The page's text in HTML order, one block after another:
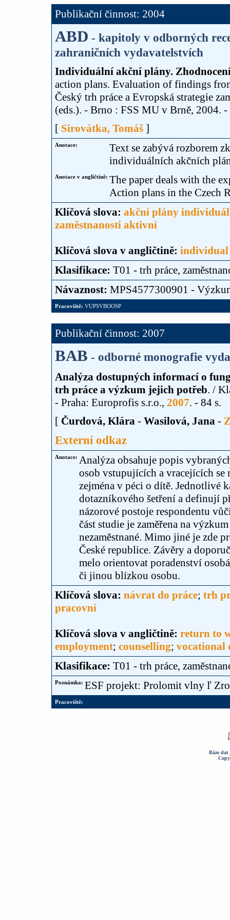
Publikační činnost: 2004
ABD - kapitoly v odborných
zahraničních vydavatelstvích
Individuální akční plány.
action plans. Evaluation of findings
Český trh práce a Evropská strategie
(eds.). - Brno : FSS MU v Brně, 2004.
[ Sirovátka, Tomáš ]
Anotace:
Text se zabývá rozborem
individuálních akčních
Anotace v angličtině: The paper deals with the
Action plans in the Czech
Klíčová slova: akční plány
zaměstnanosti aktivní
Klíčová slova v angličtině: individual
Klasifikace: T01 - trh práce,
Návaznost: MPS4577300901 -
Pracoviště: VUPSVBOOSP
Publikační činnost: 2007
BAB - odborné monografie
Analýza dostupných informací o
trh práce a výzkum jejich potřeb. /
- Praha: Europrofis s.r.o., 2007. - 84 s.
[ Čurdová, Klára - Wasilová, Jana -
Externí odkaz
Anotace: Analýza obsahuje popis
osob vstupujících a vracejících se
zejména v péci o dítě. Jednotlivé
dotazníkového šetření a definují
názorové postoje respondentu
část studie je zaměřena na
nezaměstnané. Mimo jiné je zde
České republice. Závěry a
melo orientovat poradenství
či jinou blízkou osobu.
Klíčová slova: návrat do práce; trh
pracovní
Klíčová slova v angličtině: return to
employment; counselling; vocational
Klasifikace: T01 - trh práce,
Poznámka: ESF projekt: Prolomit vlny ľ
Pracoviště:
Báze dat